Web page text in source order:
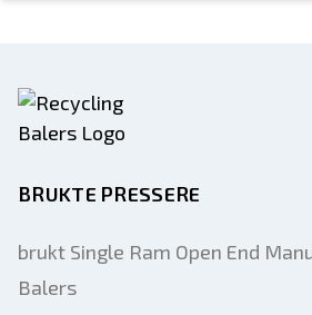
BRUKTE PRESSERE
brukt Single Ram Open End
Balers